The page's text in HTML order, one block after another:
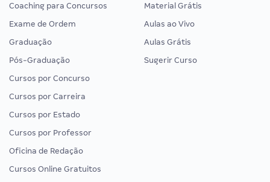
Coaching para Concursos
Exame de Ordem
Graduação
Pós-Graduação
Cursos por Concurso
Cursos por Carreira
Cursos por Estado
Cursos por Professor
Oficina de Redação
Cursos Online Gratuitos
Material Grátis
Aulas ao Vivo
Aulas Grátis
Sugerir Curso